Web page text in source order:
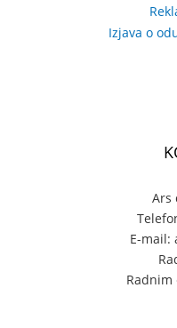
Izjava o
Ars
E-mail:
Radnim